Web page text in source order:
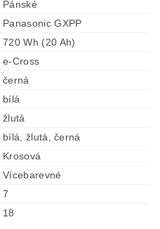
Pánské
Panasonic GXPP
720 Wh (20 Ah)
e-Cross
černá
bílá
žlutá
bílá, žlutá, černá
Krosová
Vícebarevné
7
18